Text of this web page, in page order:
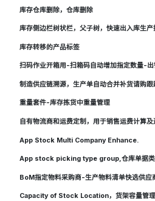
库存仓库删除，仓库删除
库存侧边栏树状栏，父子树，快速出入库生产
库存转移的产品标签
扫码作业开箱用-扫箱码自动增加指定数量
制造供应链溯源，生产单自动合并补货请
重量套件-库存拣货中重量管理
自有物流商和运费定制，用于销售运费计算及
App Stock Multi Company Enhance.
App stock picking type group,仓库单据类
BoM指定物料采购商-生产物料清单快选供应
Capacity of Stock Location，货架容量管理